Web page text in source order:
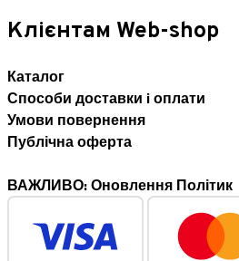
Клієнтам Web-shop
Каталог
Способи доставки i оплати
Умови повернення
Публічна оферта
ВАЖЛИВО: Оновлення Політик